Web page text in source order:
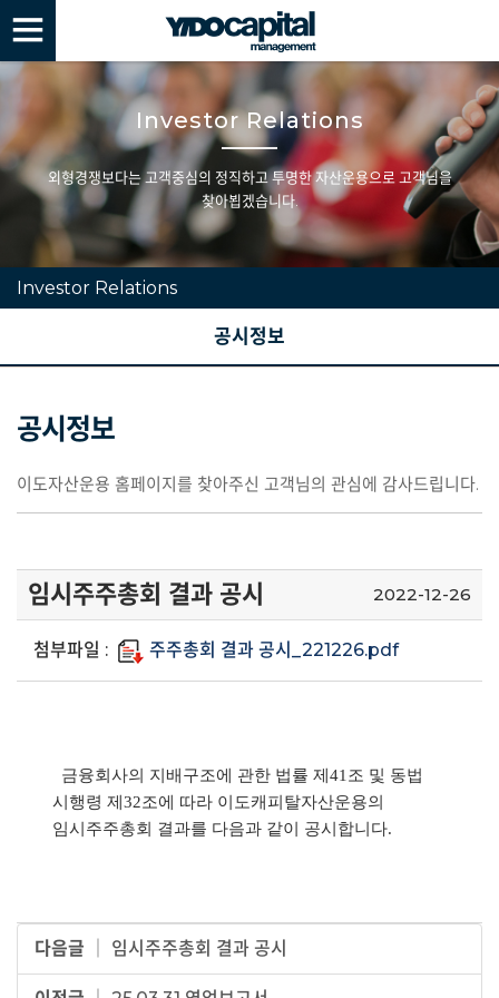
Investor Relations
외형경쟁보다는 고객중심의 정직하고 투명한 자산운용으로 고객님을
찾아뵙겠습니다.
Investor Relations
공시정보
공시정보
이도자산운용 홈페이지를 찾아주신 고객님의 관심에 감사드립니다.
임시주주총회 결과 공시 2022-12-26
첨부파일 : 주주총회 결과 공시_221226.pdf
금융회사의 지배구조에 관한 법률 제 41 조 및 동법
시행령 제 32조에 따라 이도캐피탈자산운용의
임시주주총회 결과를 다음과 같이 공시합니다.
다음글 임시주주총회 결과 공시